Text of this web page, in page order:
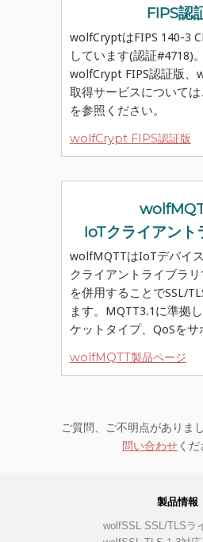
FIPS認
wolfCryptはFIPS 140-3
しています(認証#4718)。
wolfCrypt FIPS認証版、
取得サービスについて
を参照ください。
wolfCrypt FIPS認証版
IoTクライアント
wolfMQTTはIoTデバイ
クライアントライブラ
を併用することでSSL/
ます。MQTT3.1に準拠
ケットタイプ、QoSをサ
wolfMQTT製品ページ
ご質問、ご不明点がありま
問い合わせくだ
製品情報
wolfSSL SSL/TLSラ